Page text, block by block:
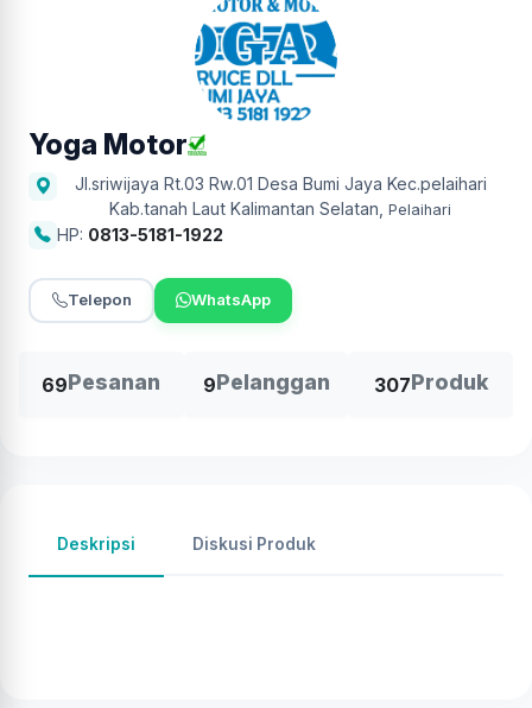
Yoga Motor
Jl.sriwijaya Rt.03 Rw.01 Desa Bumi Jaya Kec.pelaihari
Kab.tanah Laut Kalimantan Selatan Pelaihari
HP: 0813-5181-1922
Telepon WhatsApp
69Pesanan 9Pelanggan 307Produk
Deskripsi Diskusi Produk